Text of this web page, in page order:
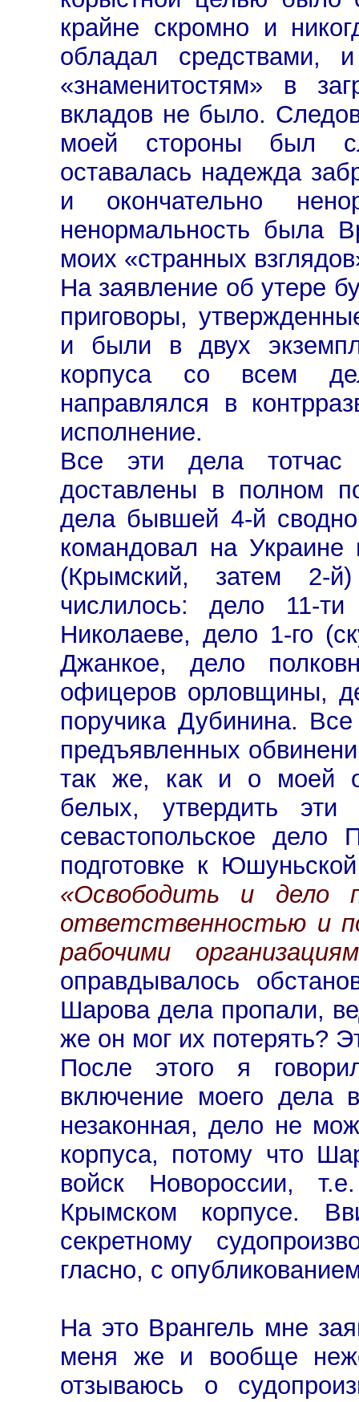
крайне скромно и
обладал
«знаменитостям» в
вкладов не было.
моей стороны был
оставалась надежда
и окончательно
ненормальность была
моих «странных
На заявление об утере
приговоры,
и были в двух
корпуса со всем
направлялся в
исполнение.
Все эти дела
доставлены в полном
дела бывшей 4-й
командовал на
(Крымский, затем 2-
числилось: дело 11-
Николаеве, дело 1-го
Джанкое, дело
офицеров орловщины,
поручика Дубинина.
предъявленных
так же, как и о моей
белых, утвердить
севастопольское дело
подготовке к
«Освободить и дело
ответственностью и
рабочими
оправдывалось
Шарова дела пропали,
же он мог их потерять?
После этого я
включение моего дела
незаконная, дело не
корпуса, потому что
войск Новороссии,
Крымском корпусе.
секретному
гласно, с
На это Врангель мне
меня же и вообще
отзываюсь о